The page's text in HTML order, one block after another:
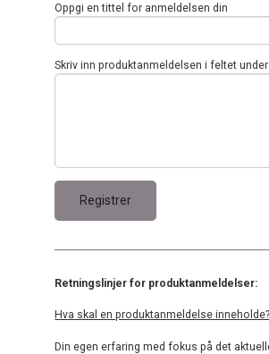
Oppgi en tittel for anmeldelsen din
Skriv inn produktanmeldelsen i feltet under
Retningslinjer for produktanmeldelser:
Hva skal en produktanmeldelse inneholde?
Din egen erfaring med fokus på det